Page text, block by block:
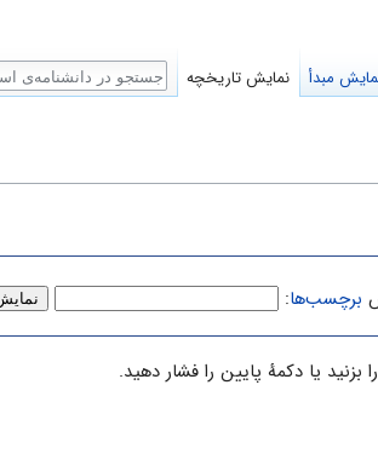
برچسب‌ها:
مبدأ نمایش تاریخچه جستجو